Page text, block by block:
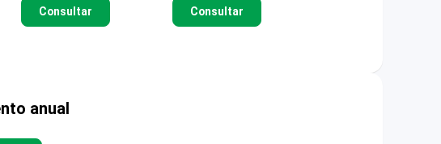
Consultar Consultar
anual